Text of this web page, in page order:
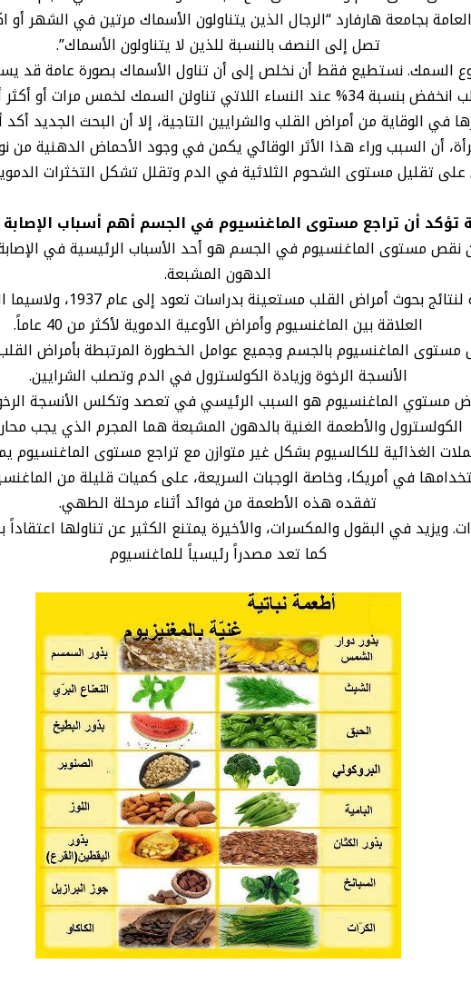
بجامعة هارفارد “الرجال الذين يتناولون الأسماك مرتين في الشهر
تصل إلى النصف بالنسبة للذين لا يتناولون الأسماك”.
السمك. نستطيع فقط أن نخلص إلى أن تناول الأسماك بصورة عامة قد
وأكدت دراسة أخرى أن خطر الإصابة بأمراض القلب انخفض بنسبة 34% عند النساء اللاتي
في الوقاية من أمراض القلب والشرايين التاجية، إلا أن البحث الجديد
على تقليل مستوى الشحوم الثلاثية في الدم وتقلل تشكل التخثرات
تؤكد أن تراجع مستوى الماغنسيوم في الجسم أهم أسباب
مستوى الماغنسيوم في الجسم هو أحد الأسباب الرئيسية في
الدهون المشبعة.
وقامت الباحثة أندرية
العلاقة بين الماغنسيوم وأمراض الأوعية الدموية لأكثر من 40 عاماً.
الماغنسيوم بالجسم وجميع عوامل الخطورة المرتبطة بأمراض
الأنسجة الرخوة وزيادة الكولسترول في الدم وتصلب الشرايين.
عام 1957، اتضح أن انخفاض مستوي الماغنسيوم هو السبب الرئيسي في تعصد وتكلس
الكولسترول والأطعمة الغنية بالدهون المشبعة هما المجرم الذي يجب
الغذائية للكالسيوم بشكل غير متوازن مع تراجع مستوى الماغنسيوم
في أمريكا، وخاصة الوجبات السريعة، على كميات قليلة من
تفقده هذه الأطعمة من فوائد أثناء مرحلة الطهي.
ويزيد في البقول والمكسرات، والأخيرة يمتنع الكثير عن تناولها
كما تعد مصدراً رئيسياً للماغنسيوم